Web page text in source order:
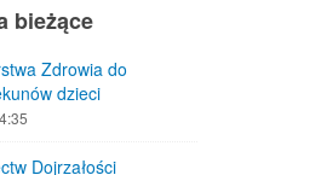
bieżące
Zdrowia do
dzieci
Dojrzałości